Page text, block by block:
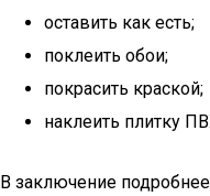
оставить как есть;
поклеить обои;
покрасить краской;
наклеить плитку
В заключение